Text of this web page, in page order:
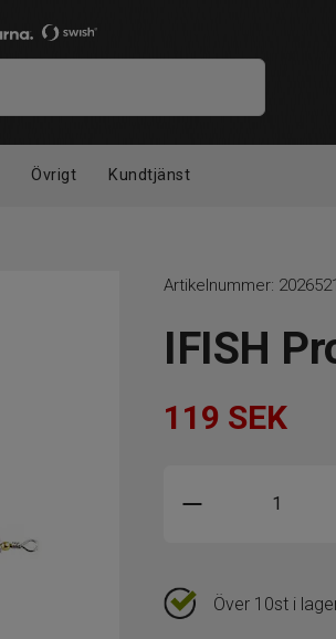
Övrigt Kundtjänst
Artikelnummer:
IFISH
119 SEK
Över 10st i